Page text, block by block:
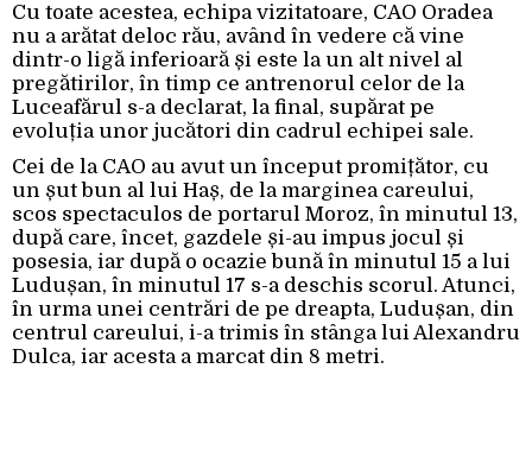
Cu toate acestea, echipa vizitatoare, CAO Oradea
nu a arătat deloc rău, având în vedere că vine
dintr-o ligă inferioară și este la un alt nivel al
pregătirilor, în timp ce antrenorul celor de la
Luceafărul s-a declarat, la final, supărat pe
evoluția unor jucători din cadrul echipei sale.
Cei de la CAO au avut un început promițător, cu
un șut bun al lui Haș, de la marginea careului,
scos spectaculos de portarul Moroz, în minutul 13,
după care, încet, gazdele și-au impus jocul și
posesia, iar după o ocazie bună în minutul 15 a lui
Ludușan, în minutul 17 s-a deschis scorul. Atunci,
în urma unei centrări de pe dreapta, Ludușan, din
centrul careului, i-a trimis în stânga lui Alexandru
Dulca, iar acesta a marcat din 8 metri.